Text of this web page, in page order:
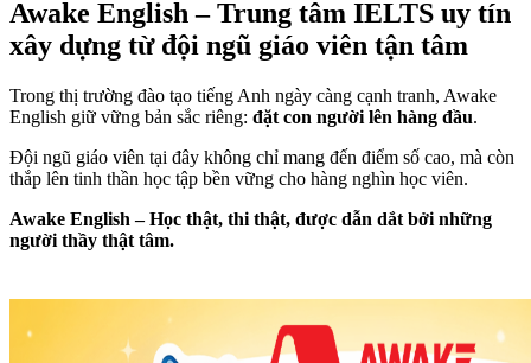
Awake English – Trung tâm IELTS uy tín
xây dựng từ đội ngũ giáo viên tận tâm
Trong thị trường đào tạo tiếng Anh ngày càng cạnh tranh, Awake
English giữ vững bản sắc riêng: đặt con người lên hàng đầu.
Đội ngũ giáo viên tại đây không chỉ mang đến điểm số cao, mà còn
thắp lên tinh thần học tập bền vững cho hàng nghìn học viên.
Awake English – Học thật, thi thật, được dẫn dắt bởi những
người thầy thật tâm.